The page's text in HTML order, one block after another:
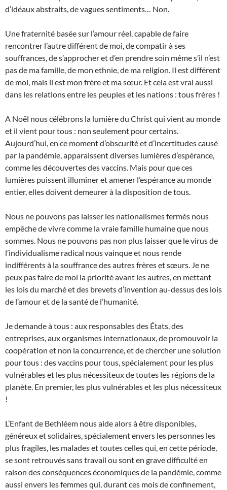
d’idéaux abstraits, de vagues sentiments… Non.
Une fraternité basée sur l’amour réel, capable de faire
rencontrer l’autre différent de moi, de compatir à ses
souffrances, de s’approcher et d’en prendre soin même s’il n’est
pas de ma famille, de mon ethnie, de ma religion. Il est différent
de moi, mais il est mon frère et ma sœur. Et cela est vrai aussi
dans les relations entre les peuples et les nations : tous frères !
A Noël nous célébrons la lumière du Christ qui vient au monde
et il vient pour tous : non seulement pour certains.
Aujourd’hui, en ce moment d’obscurité et d’incertitudes causé
par la pandémie, apparaissent diverses lumières d’espérance,
comme les découvertes des vaccins. Mais pour que ces
lumières puissent illuminer et amener l’espérance au monde
entier, elles doivent demeurer à la disposition de tous.
Nous ne pouvons pas laisser les nationalismes fermés nous
empêche de vivre comme la vraie famille humaine que nous
sommes. Nous ne pouvons pas non plus laisser que le virus de
l’individualisme radical nous vainque et nous rende
indifférents à la souffrance des autres frères et sœurs. Je ne
peux pas faire de moi la priorité avant les autres, en mettant
les lois du marché et des brevets d’invention au-dessus des lois
de l’amour et de la santé de l’humanité.
Je demande à tous : aux responsables des États, des
entreprises, aux organismes internationaux, de promouvoir la
coopération et non la concurrence, et de chercher une solution
pour tous : des vaccins pour tous, spécialement pour les plus
vulnérables et les plus nécessiteux de toutes les régions de la
planète. En premier, les plus vulnérables et les plus nécessiteux
!
L’Enfant de Bethléem nous aide alors à être disponibles,
généreux et solidaires, spécialement envers les personnes les
plus fragiles, les malades et toutes celles qui, en cette période,
se sont retrouvés sans travail ou sont en grave difficulté en
raison des conséquences économiques de la pandémie, comme
aussi envers les femmes qui, durant ces mois de confinement,